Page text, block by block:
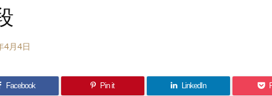
4月4日
Facebook Pin it LinkedIn